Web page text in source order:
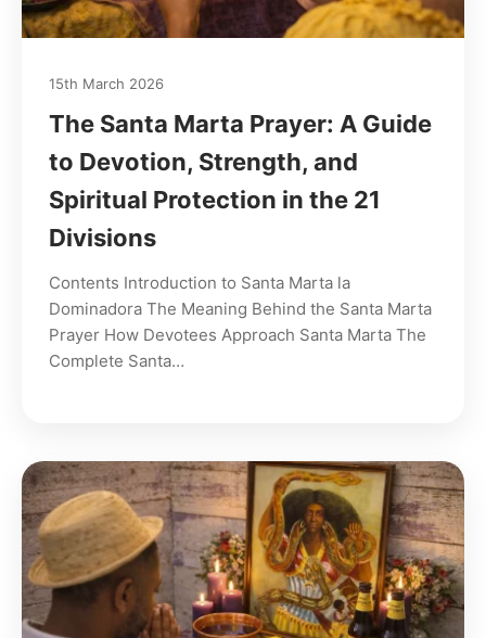
15th March 2026
The Santa Marta Prayer: A Guide
to Devotion, Strength, and
Spiritual Protection in the 21
Divisions
Contents Introduction to Santa Marta la
Dominadora The Meaning Behind the Santa Marta
Prayer How Devotees Approach Santa Marta The
Complete Santa…